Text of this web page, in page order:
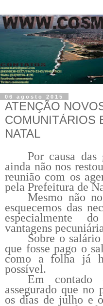
06 agosto 2015
ATENÇÃO
COMUNITÁRIOS
NATAL
Por causa das
ainda não nos
reunião com os
pela Prefeitura de
Mesmo não
esquecemos das
especialmente
vantagens
Sobre o
que fosse pago o
como a folha já
possível.
Em
assegurado que no
os dias de julho e